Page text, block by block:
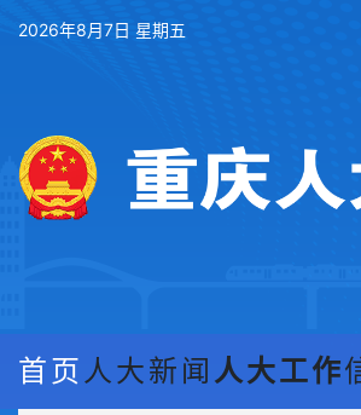
2026年8月7日 星期五
首页 人大新闻 人大工作